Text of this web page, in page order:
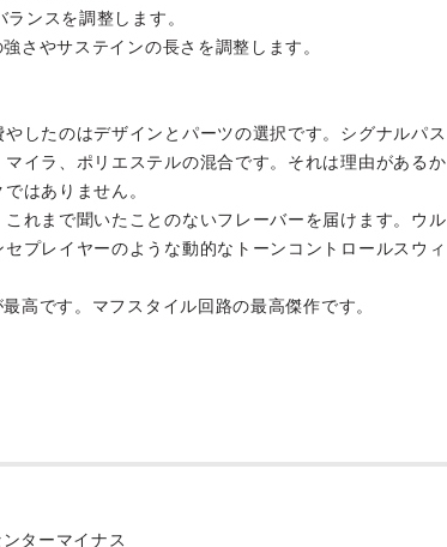
ランスを調整します。
強さやサステインの長さを調整します。
やしたのはデザインとパーツの選択です。シグナルパス
マイラ、ポリエステルの混合です。それは理由があるか
はありません。
れまで聞いたことのないフレーバーを届けます。ウル
セプレイヤーのような動的なトーンコントロールスウィ
高です。マフスタイル回路の最高傑作です。
ターマイナス